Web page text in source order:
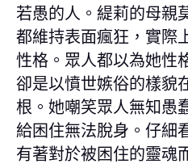
若愚的人。緹莉的母親
都維持表面瘋狂，實際
性格。眾人都以為她性
卻是以憤世嫉俗的樣貌
根。她嘲笑眾人無知愚
給困住無法脫身。仔細
有著對於被困住的靈魂